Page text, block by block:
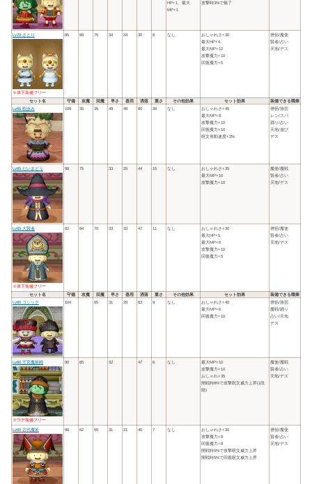
HP+1、最大
MP+1
攻撃時3%で魅了
Lv70 さとり
※体下装備フリー
85 69 75 34 34 30 8 なし
おしゃれさ+30
最大HP+4
最大MP+12
攻撃魔力+10
回復魔力+5
僧侶/魔使
賢者/占い
天地/デス
セット名 守備 攻魔 回魔 早さ 器用 洒落 重さ その他効果 セット効果
装備できる職業
Lv65 歌詠み
109 35 35 49 49 80 26 なし
おしゃれさ+45
最大MP+8
攻撃魔力+10
回復魔力+10
呪文発動速度+3%
僧侶/旅芸
レン/スパ
踊り/占い
天地/遊び
デス
Lv65 だいまどう 98 75 33 25 44 15 なし
おしゃれさ+35
最大MP+10
攻撃魔力+10
魔使/魔戦
賢者/占い
天地/デス
Lv65 大賢者
※体下装備フリー
82 64 70 33 33 47 11 なし
おしゃれさ+30
最大HP+5
最大MP+6
攻撃魔力+10
回復魔力+5
僧侶/魔使
賢者/占い
天地/デス
セット名 守備 攻魔 回魔 早さ 器用 洒落 重さ その他効果 セット効果
装備できる職業
Lv60 ゴシック
104 65 31 29 63 9 なし
おしゃれさ+40
最大MP+6
回復魔力+10
僧侶/旅芸
魔戦/踊り
占い/天地
デス
Lv60 王宮魔術師
※ウデ装備フリー
90 65 32 47 6 なし
最大MP+10
攻撃魔力+10
おしゃれ+35
開戦時8%で攻撃呪文威力上昇(1段
階)
魔使/魔戦
賢者/占い
天地/デス
Lv60 古代魔術 96 62 60 31 21 40 7 なし
おしゃれさ+30
攻撃魔力+8
回復魔力+8
開戦時5%で攻撃呪文威力上昇
開戦時5%で回復呪文威力上昇
僧侶/魔使
賢者/占い
天地/デス